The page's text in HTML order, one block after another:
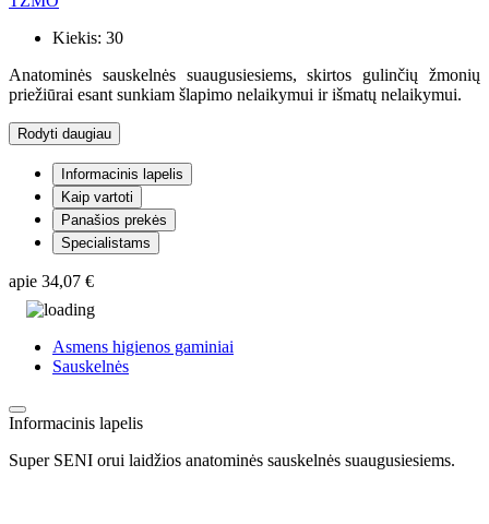
Kiekis: 30
Anatominės sauskelnės suaugusiesiems, skirtos gulinčių žmonių
priežiūrai esant sunkiam šlapimo nelaikymui ir išmatų nelaikymui.
Rodyti daugiau
Informacinis lapelis
Kaip vartoti
Panašios prekės
Specialistams
apie 34,07 €
Asmens higienos gaminiai
Sauskelnės
Informacinis lapelis
Super SENI orui laidžios anatominės sauskelnės suaugusiesiems.